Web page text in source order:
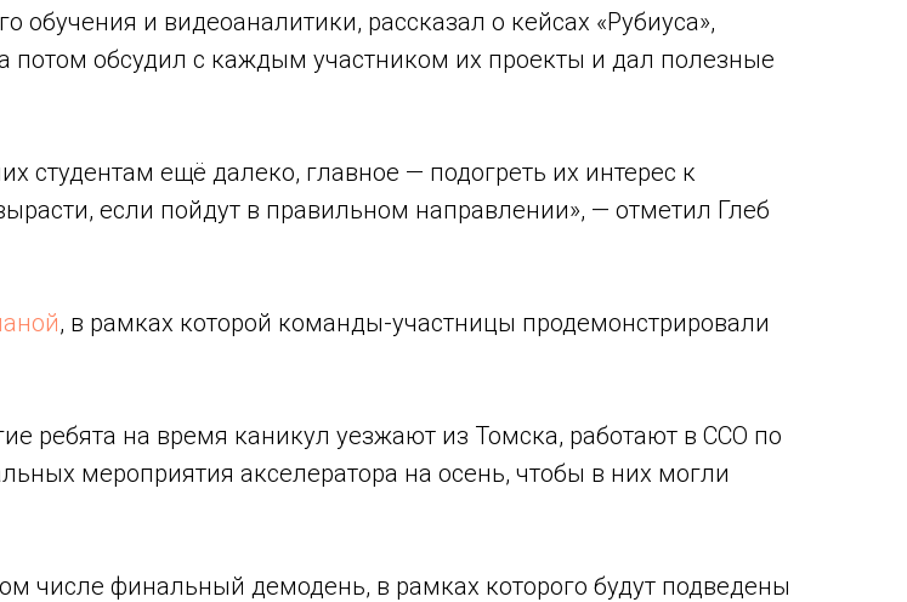
и видеоаналитики, рассказал о кейсах «Рубиуса»,
потом обсудил с каждым участником их проекты и дал полезные
студентам ещё далеко, главное — подогреть их интерес к
если пойдут в правильном направлении», — отметил Глеб
, в рамках которой команды-участницы продемонстрировали
ребята на время каникул уезжают из Томска, работают в ССО по
мероприятия акселератора на осень, чтобы в них могли
числе финальный демодень, в рамках которого будут подведены